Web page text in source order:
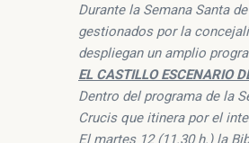
Durante la Semana Santa
gestionados por la
despliegan un amplio
EL CASTILLO ESCENARIO
Dentro del programa de la
Crucis que itinera por el
El martes 12 (11.30 h.) la